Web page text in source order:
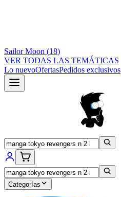
Sailor Moon (18)
VER TODAS LAS TEMÁTICAS
Lo nuevoOfertasPedidos exclusivos
Categorías